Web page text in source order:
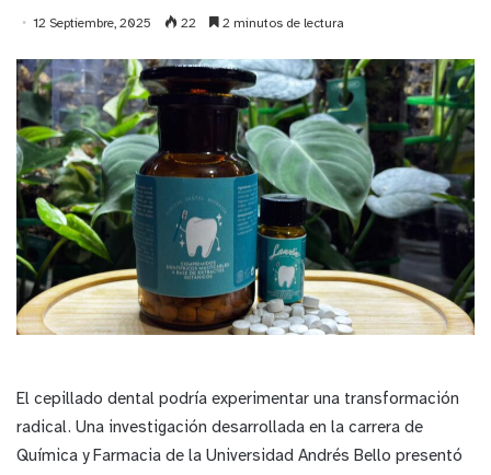
12 Septiembre, 2025 22 2 minutos de lectura
El cepillado dental podría experimentar una transformación
radical. Una investigación desarrollada en la carrera de
Química y Farmacia de la Universidad Andrés Bello presentó